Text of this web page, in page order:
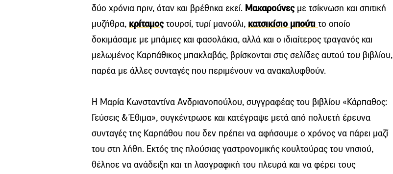
δύο χρόνια πριν, όταν και βρέθηκα εκεί. Μακαρούνεςμε τσίκνωση και σπιτική
μυζήθρα, κρίταμοςτουρσί, τυρί μανούλι, κατσικίσιο μπούτι το οποίο
δοκιμάσαμε με μπάμιες και φασολάκια, αλλά και ο ιδιαίτερος τραγανός και
μελωμένος Καρπάθικος μπακλαβάς, βρίσκονται στις σελίδες αυτού του βιβλίου,
παρέα με άλλες συνταγές που περιμένουν να ανακαλυφθούν.
Η Μαρία Κωνσταντίνα Ανδριανοπούλου, συγγραφέας του βιβλίου «Κάρπαθος:
Γεύσεις & Έθιμα», συγκέντρωσε και κατέγραψε μετά από πολυετή έρευνα
συνταγές της Καρπάθου που δεν πρέπει να αφήσουμε ο χρόνος να πάρει μαζί
του στη λήθη. Εκτός της πλούσιας γαστρονομικής κουλτούρας του νησιού,
θέλησε να ανάδειξη και τη λαογραφική του πλευρά και να φέρει τους